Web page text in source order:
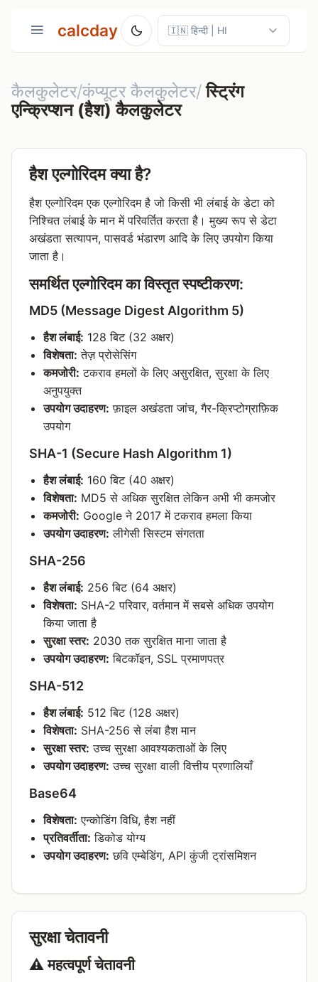
calcday
कैलकुलेटर/कंप्यूटर कैलकुलेटर/स्ट्रिंग
एन्क्रिप्शन (हैश) कैलकुलेटर
हैश एल्गोरिदम क्या है?
हैश एल्गोरिदम एक एल्गोरिदम है जो किसी भी लंबाई के डेटा को
निश्चित लंबाई के मान में परिवर्तित करता है। मुख्य रूप से डेटा
अखंडता सत्यापन, पासवर्ड भंडारण आदि के लिए उपयोग किया
जाता है।
समर्थित एल्गोरिदम का विस्तृत स्पष्टीकरण:
MD5 (Message Digest Algorithm 5)
हैश लंबाई: 128 बिट (32 अक्षर)
विशेषता: तेज़ प्रोसेसिंग
कमजोरी: टकराव हमलों के लिए असुरक्षित, सुरक्षा के लिए
अनुपयुक्त
उपयोग उदाहरण: फ़ाइल अखंडता जांच, गैर-क्रिप्टोग्राफ़िक
उपयोग
SHA-1 (Secure Hash Algorithm 1)
हैश लंबाई: 160 बिट (40 अक्षर)
विशेषता: MD5 से अधिक सुरक्षित लेकिन अभी भी कमजोर
कमजोरी: Google ने 2017 में टकराव हमला किया
उपयोग उदाहरण: लीगेसी सिस्टम संगतता
SHA-256
हैश लंबाई: 256 बिट (64 अक्षर)
विशेषता: SHA-2 परिवार, वर्तमान में सबसे अधिक उपयोग
किया जाता है
सुरक्षा स्तर: 2030 तक सुरक्षित माना जाता है
उपयोग उदाहरण: बिटकॉइन, SSL प्रमाणपत्र
SHA-512
हैश लंबाई: 512 बिट (128 अक्षर)
विशेषता: SHA-256 से लंबा हैश मान
सुरक्षा स्तर: उच्च सुरक्षा आवश्यकताओं के लिए
उपयोग उदाहरण: उच्च सुरक्षा वाली वित्तीय प्रणालियाँ
Base64
विशेषता: एन्कोडिंग विधि, हैश नहीं
प्रतिवर्तीता: डिकोड योग्य
उपयोग उदाहरण: छवि एम्बेडिंग, API कुंजी ट्रांसमिशन
सुरक्षा चेतावनी
⚠️ महत्वपूर्ण चेतावनी